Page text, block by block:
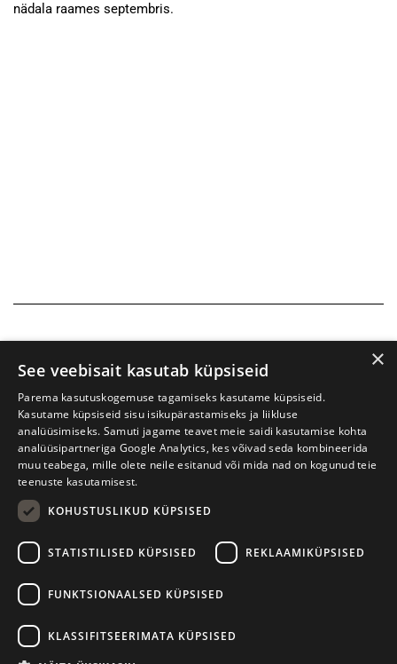
nädala raames septembris.
Prima Vista kirjandusfestival
+372 56906836
×
See veebisait kasutab küpsiseid
Parema kasutuskogemuse tagamiseks kasutame küpsiseid.
Kasutame küpsiseid sisu isikupärastamiseks ja liikluse
analüüsimiseks. Samuti jagame teavet meie saidi kasutamise kohta
analüüsipartneriga Google Analytics, kes võivad seda kombineerida
muu teabega, mille olete neile esitanud või mida nad on kogunud teie
teenuste kasutamisest.
KOHUSTUSLIKUD KÜPSISED
STATISTILISED KÜPSISED REKLAAMIKÜPSISED
FUNKTSIONAALSED KÜPSISED
KLASSIFITSEERIMATA KÜPSISED